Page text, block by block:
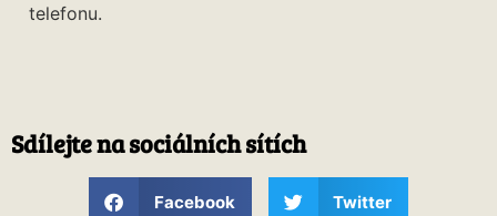
telefonu.
Sdílejte na sociálních sítích
Facebook Twitter